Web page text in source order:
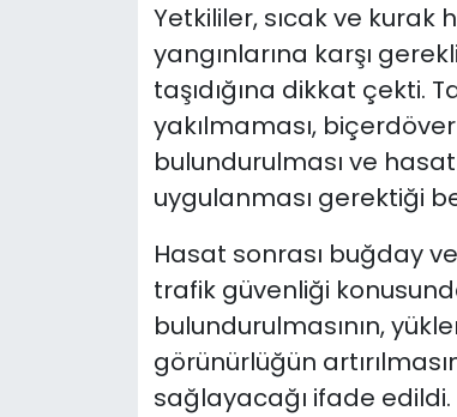
Yetkililer, sıcak ve
yangınlarına karşı
taşıdığına dikkat çekti.
yakılmaması,
bulundurulması ve
uygulanması gerektiği
Hasat sonrası buğday
trafik güvenliği
bulundurulmasının,
görünürlüğün
sağlayacağı ifade edildi.